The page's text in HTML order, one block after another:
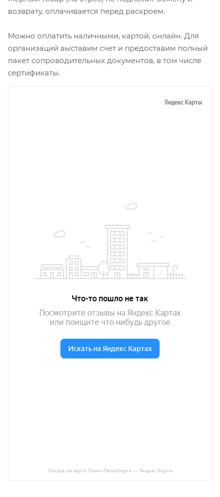
возврату, оплачивается перед раскроем.
Можно оплатить наличными, картой, онлайн. Для
организаций выставим счет и предоставим полный
пакет сопроводительных документов, в том числе
сертификаты.
Сегура на карте Санкт‑Петербурга — Яндекс.Карты